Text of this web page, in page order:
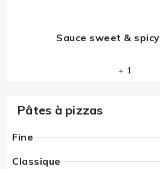
Sauce sweet & spicy
+ 1
Pâtes à pizzas
Fine
Classique